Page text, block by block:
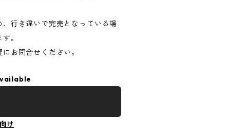
行き違いで完売となっている場
。
お問合せください。
け